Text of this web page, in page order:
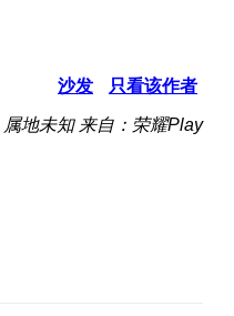
沙发 只看该作者
属地未知 来自：荣耀Play